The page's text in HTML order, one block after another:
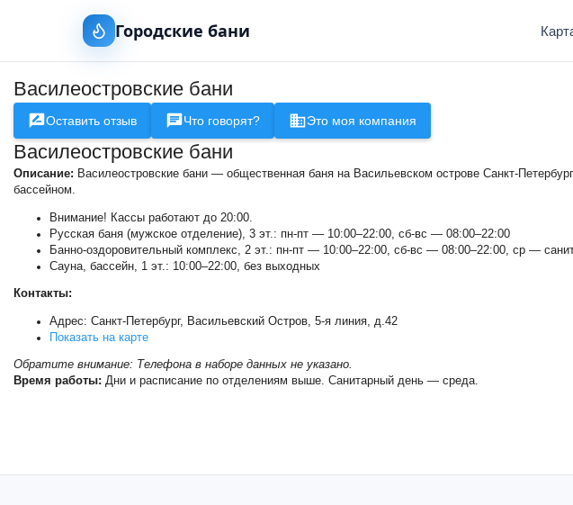
Городские бани
Василеостровские бани
Оставить отзыв Что говорят? Это моя компания
Василеостровские бани
Описание: Василеостровские бани — общественная баня на Васильевском острове Санкт-
бассейном.
Внимание! Кассы работают до 20:00.
Русская баня (мужское отделение), 3 эт.: пн-пт — 10:00–22:00, сб-вс — 08:00–22:00
Банно-оздоровительный комплекс, 2 эт.: пн-пт — 10:00–22:00, сб-вс — 08:00–22:00, ср —
Сауна, бассейн, 1 эт.: 10:00–22:00, без выходных
Контакты:
Адрес: Санкт-Петербург, Васильевский Остров, 5-я линия, д.42
Показать на карте
Обратите внимание: Телефона в наборе данных не указано.
Время работы: Дни и расписание по отделениям выше. Санитарный день — среда.